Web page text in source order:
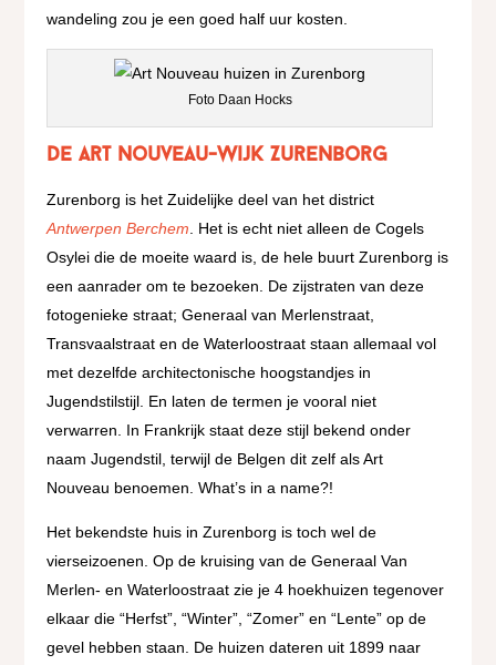
wandeling zou je een goed half uur kosten.
Foto Daan Hocks
De Art Nouveau-wijk Zurenborg
Zurenborg is het Zuidelijke deel van het district
Antwerpen Berchem . Het is echt niet alleen de Cogels
Osylei die de moeite waard is, de hele buurt Zurenborg is
een aanrader om te bezoeken. De zijstraten van deze
fotogenieke straat; Generaal van Merlenstraat,
Transvaalstraat en de Waterloostraat staan allemaal vol
met dezelfde architectonische hoogstandjes in
Jugendstilstijl. En laten de termen je vooral niet
verwarren. In Frankrijk staat deze stijl bekend onder
naam Jugendstil, terwijl de Belgen dit zelf als Art
Nouveau benoemen. What’s in a name?!
Het bekendste huis in Zurenborg is toch wel de
vierseizoenen. Op de kruising van de Generaal Van
Merlen- en Waterloostraat zie je 4 hoekhuizen tegenover
elkaar die “Herfst”, “Winter”, “Zomer” en “Lente” op de
gevel hebben staan. De huizen dateren uit 1899 naar